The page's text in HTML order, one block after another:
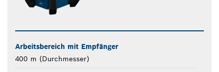
Arbeitsbereich mit Empfänger
400 m (Durchmesser)